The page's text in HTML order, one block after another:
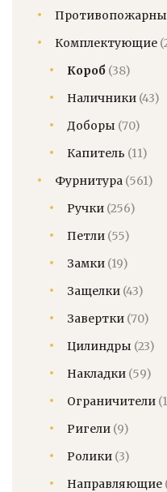
Комплектующие
Короб (38)
Наличники (43)
Доборы (70)
Капитель (11)
Фурнитура (561)
Ручки (256)
Петли (55)
Замки (19)
Защелки (43)
Завертки (70)
Цилиндры (23)
Накладки (59)
Ограничители
Ригели (9)
Ролики (3)
Направляющие